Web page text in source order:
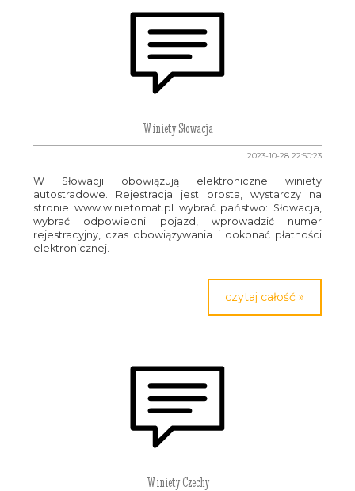
Winiety Słowacja
2023-10-28 22:50:23
W Słowacji obowiązują elektroniczne winiety
autostradowe. Rejestracja jest prosta, wystarczy na
stronie www.winietomat.pl wybrać państwo: Słowacja,
wybrać odpowiedni pojazd, wprowadzić numer
rejestracyjny, czas obowiązywania i dokonać płatności
elektronicznej.
czytaj całość »
Winiety Czechy